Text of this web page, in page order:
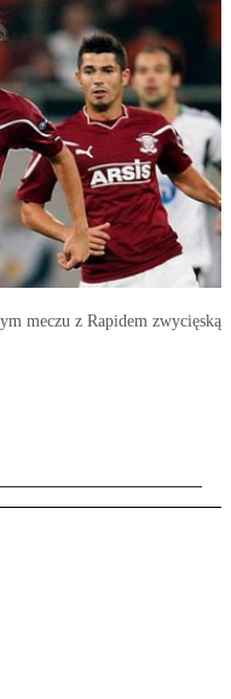
meczu z Rapidem zwycięską